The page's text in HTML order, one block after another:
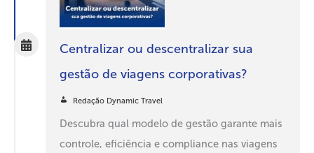
Centralizar ou descentralizar sua
gestão de viagens corporativas?
Redação Dynamic Travel
Descubra qual modelo de gestão garante mais
controle, eficiência e compliance nas viagens